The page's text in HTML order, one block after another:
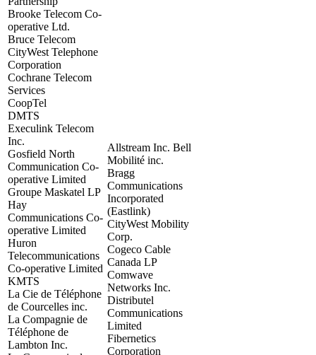
Brooke Telecom Co-
operative Ltd.
Bruce Telecom
CityWest Telephone
Corporation
Cochrane Telecom
Services
CoopTel
DMTS
Execulink Telecom
Inc.
Gosfield North
Communication Co-
operative Limited
Groupe Maskatel LP
Hay
Communications Co-
operative Limited
Huron
Telecommunications
Co-operative Limited
KMTS
La Cie de Téléphone
de Courcelles inc.
La Compagnie de
Téléphone de
Lambton Inc.
Allstream Inc. Bell
Mobilité inc.
Bragg
Communications
Incorporated
(Eastlink)
CityWest Mobility
Corp.
Cogeco Cable
Canada LP
Comwave
Networks Inc.
Distributel
Communications
Limited
Fibernetics
Corporation